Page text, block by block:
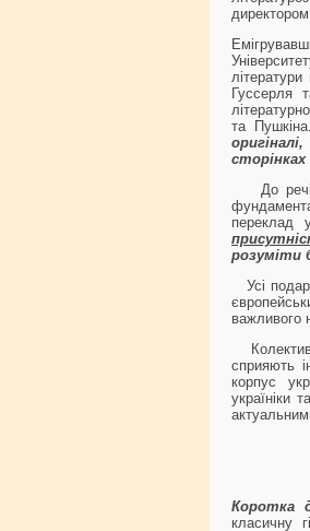
директором
Гуссерля
та
До речі,
переклад
розуміти
Усі
важливого
Колектив
сприяють
корпус
україніки
Коротка
класичну